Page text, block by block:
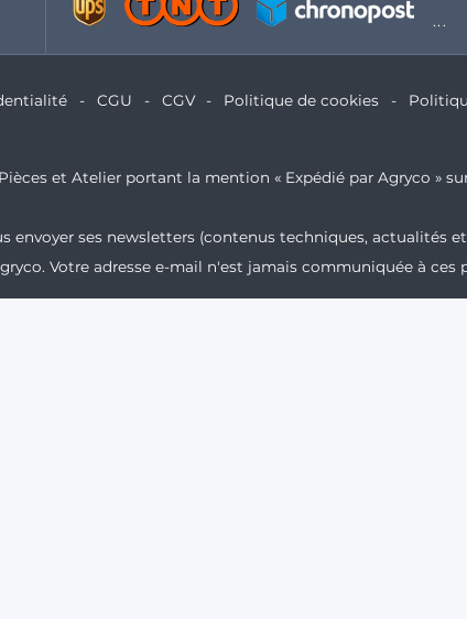
CGU CGV Politique de cookies
et Atelier portant la mention « Expédié par Agryco »
envoyer ses newsletters (contenus techniques, actualités
Votre adresse e-mail n'est jamais communiquée à ces